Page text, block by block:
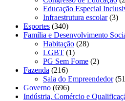
Educação Especial
Infraestrutura escolar(3)
Esportes (340)
Família e Desenvolvimento
Habitação (28)
LGBT (1)
PG Sem Fome (2)
Fazenda (216)
Sala do Empreendedor
Governo (696)
Indústria, Comércio e